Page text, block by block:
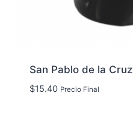
San Pablo de la Cruz
$15.40 Precio Final